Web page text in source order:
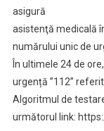
asigură
asistenţă medicală
numărului unic de
În ultimele 24 de
urgență ”112”
Algoritmul de
următorul link: